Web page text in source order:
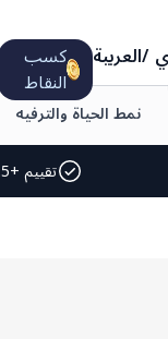
/العربية كسب
النقاط
نمط الحياة والترفيه
تقييم +4.5 على متجر Google Play وApp Store